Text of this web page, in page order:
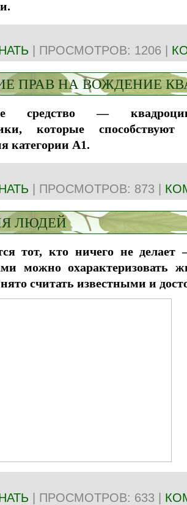
| ПРОСМОТРОВ: 1206 |
ПРАВ НА ВОЖДЕНИЕ
средство —
которые способствуют
категории А1.
| ПРОСМОТРОВ: 873 |
ЛЮДЕЙ
тот, кто ничего не делает
можно охарактеризовать
считать известными и
| ПРОСМОТРОВ: 633 |